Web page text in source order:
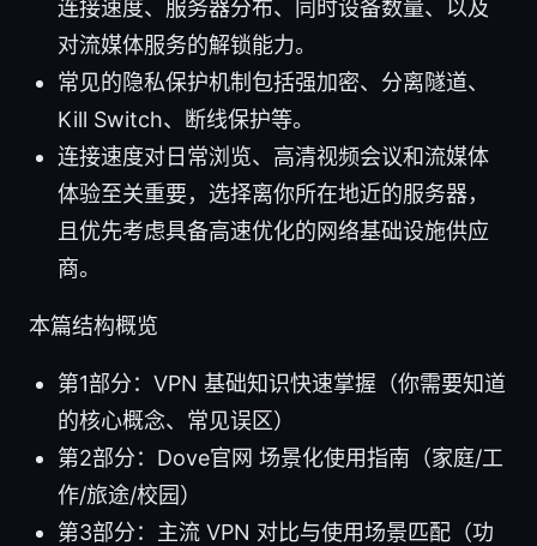
连接速度、服务器分布、同时设备数量、以及
对流媒体服务的解锁能力。
常见的隐私保护机制包括强加密、分离隧道、
Kill Switch、断线保护等。
连接速度对日常浏览、高清视频会议和流媒体
体验至关重要，选择离你所在地近的服务器，
且优先考虑具备高速优化的网络基础设施供应
商。
本篇结构概览
第1部分：VPN 基础知识快速掌握（你需要知道
的核心概念、常见误区）
第2部分：Dove官网 场景化使用指南（家庭/工
作/旅途/校园）
第3部分：主流 VPN 对比与使用场景匹配（功